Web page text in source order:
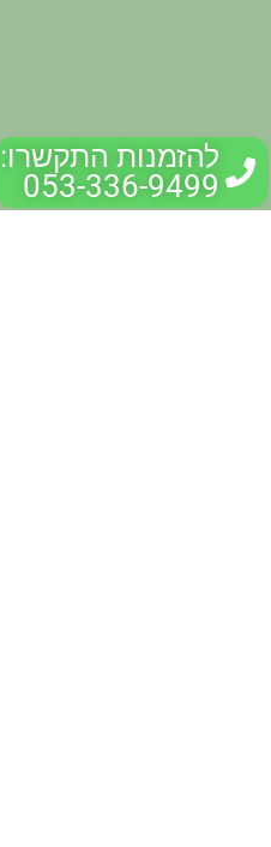
להזמנות התקשרו:
053-336-9499